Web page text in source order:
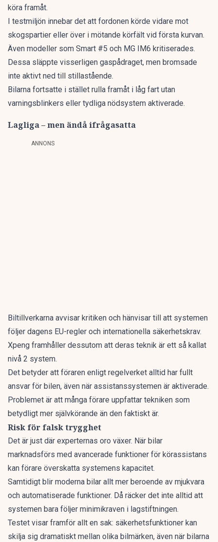
köra framåt.
I testmiljön innebar det att fordonen körde vidare mot
skogspartier eller över i mötande körfält vid första kurvan.
Även modeller som Smart #5 och MG IM6 kritiserades.
Dessa släppte visserligen gaspådraget, men bromsade
inte aktivt ned till stillastående.
Bilarna fortsatte i stället rulla framåt i låg fart utan
varningsblinkers eller tydliga nödsystem aktiverade.
Lagliga – men ändå ifrågasatta
ANNONS
Biltillverkarna avvisar kritiken och hänvisar till att systemen
följer dagens EU-regler och internationella säkerhetskrav.
Xpeng framhåller dessutom att deras teknik är ett så kallat
nivå 2 system.
Det betyder att föraren enligt regelverket alltid har fullt
ansvar för bilen, även när assistanssystemen är aktiverade.
Problemet är att många förare uppfattar tekniken som
betydligt mer självkörande än den faktiskt är.
Risk för falsk trygghet
Det är just där experternas oro växer. När bilar
marknadsförs med avancerade funktioner för körassistans
kan förare överskatta systemens kapacitet.
Samtidigt blir moderna bilar allt mer beroende av mjukvara
och automatiserade funktioner. Då räcker det inte alltid att
systemen bara följer minimikraven i lagstiftningen.
Testet visar framför allt en sak: säkerhetsfunktioner kan
skilja sig dramatiskt mellan olika bilmärken, även när bilarna